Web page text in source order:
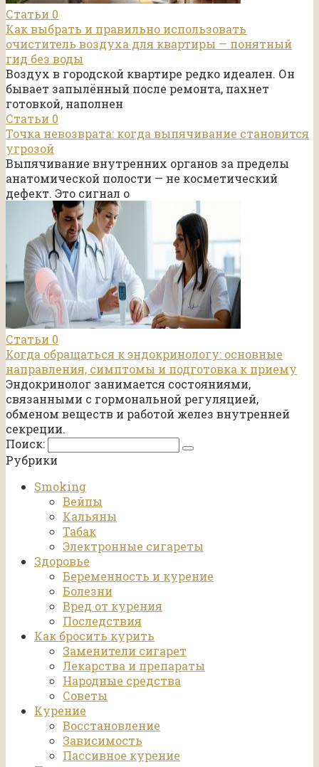
Статьи 0
Как выбрать и правильно использовать
очиститель воздуха для квартиры — понятный
гид без воды
Воздух в городской квартире редко идеален. Он
бывает запылённый после ремонта, пахнет
готовкой, наполнен
Статьи 0
Точка невозврата: когда выпячивание становится
угрозой
Выпячивание внутренних органов за пределы
анатомической полости — не косметический
дефект. Это сигнал о
Статьи 0
Когда обращаться к эндокринологу: основные
направления, симптомы и подготовка к приему
Эндокринолог занимается состояниями,
связанными с гормональной регуляцией,
обменом веществ и работой желез внутренней
секреции.
Поиск:
Рубрики
Smoking
Вейпы
Кальяны
Табак
Электронные сигареты
Здоровье
Беременность и курение
Болезни
Вред от курения
Последствия
Как бросить курить
Заменители сигарет
Лекарства и препараты
Народные средства
Советы
Курение
Восстановление
Зависимость
Пассивное курение